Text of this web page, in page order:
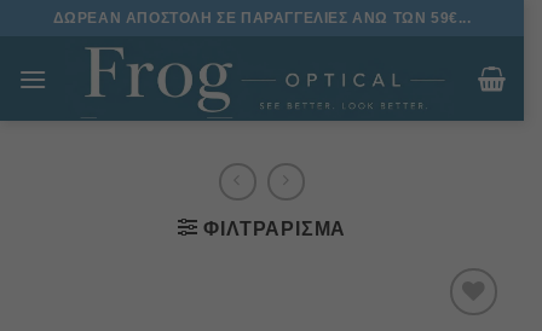
Μετάβαση
περιεχόμενο
ΔΩΡΕΑΝ ΑΠΟΣΤΟΛΗ ΣΕ ΠΑΡΑΓΓΕΛΙΕΣ ΑΝΩ ΤΩΝ 59€...
ΦΙΛΤΡΆΡΙΣΜΑ